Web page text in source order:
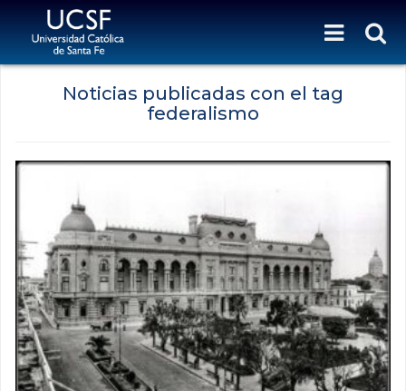
Noticias publicadas con el tag
federalismo